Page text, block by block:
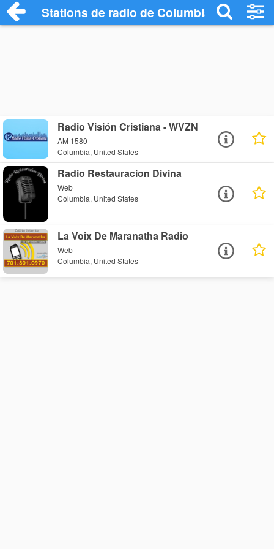
Stations de radio de Columbia
Radio Visión Cristiana - WVZN
AM 1580
Columbia, United States
Radio Restauracion Divina
Web
Columbia, United States
La Voix De Maranatha Radio
Web
Columbia, United States